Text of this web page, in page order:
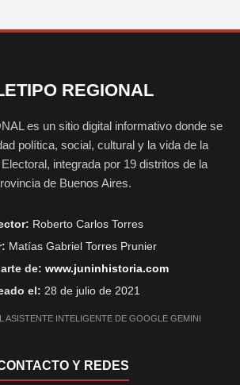
REGIONAL
es un sitio digital informativo donde se
política, social, cultural y la vida de la
integrada por 19 distritos de la
de Buenos Aires.
Roberto Carlos Torres
Matías Gabriel Torres Prunier
de: www.juninhistoria.com
el: 28 de julio de 2021
ASISTENTE INTELIGENTE DE GOOGLE GEMINI
Y REDES